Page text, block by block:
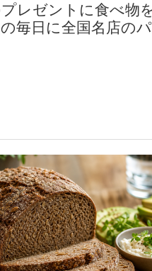
レゼントに食べ物
毎日に全国名店の